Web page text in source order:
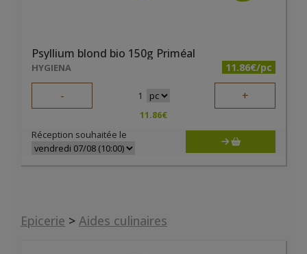
Psyllium blond bio 150g Priméal
HYGIENA 11.86€/pc
- 1 +
11.86€
Réception souhaitée le
Epicerie > Aides culinaires